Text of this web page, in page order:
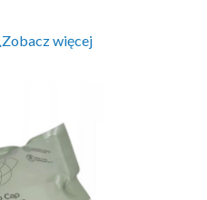
Zobacz więcej